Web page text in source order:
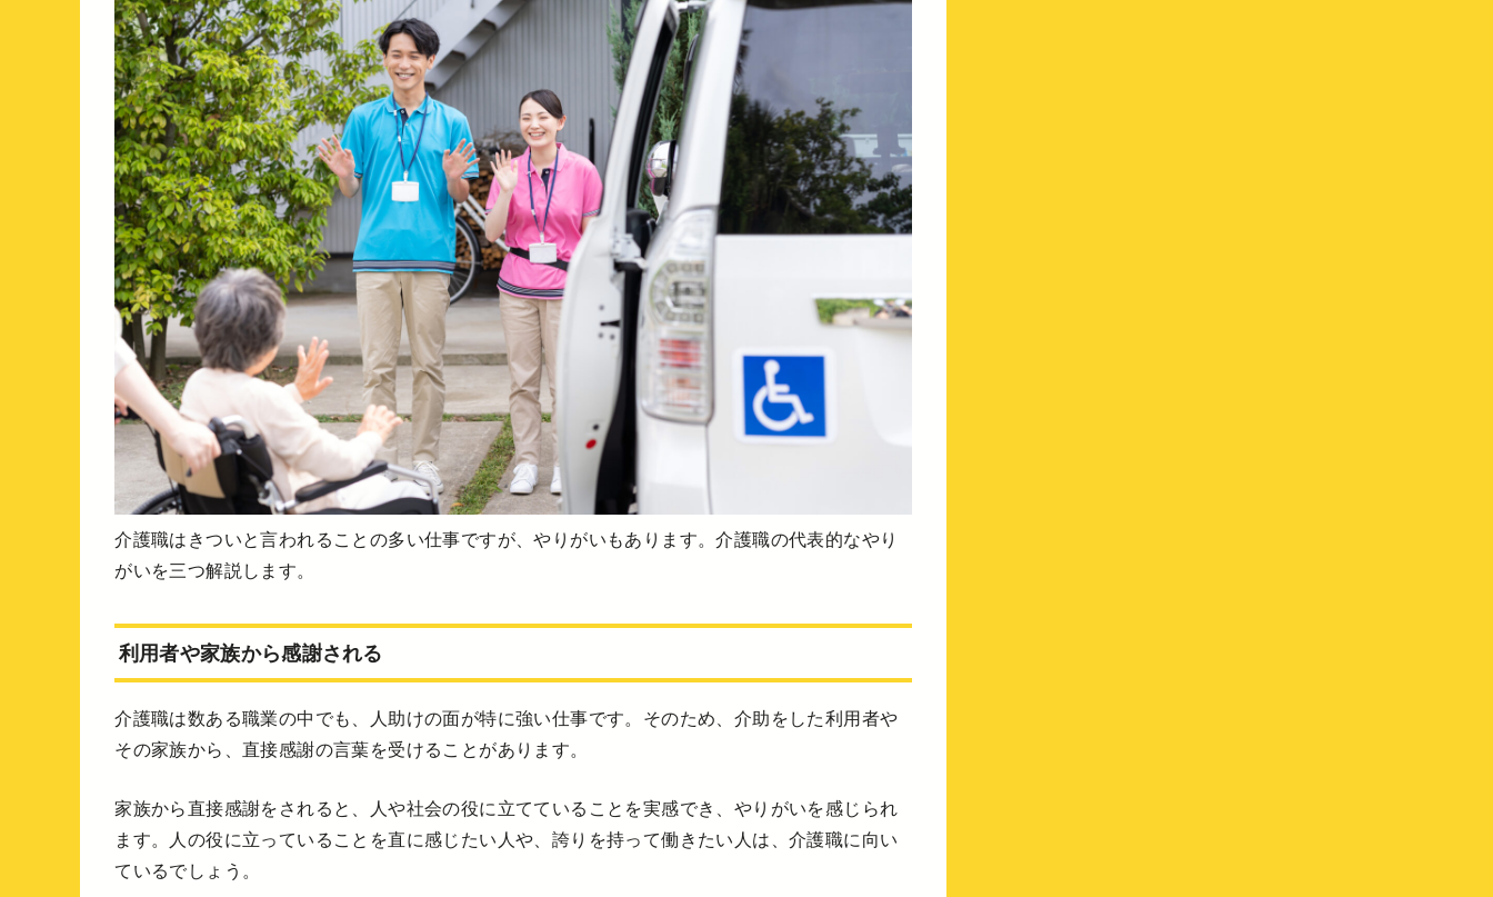
介護職はきついと言われることの多い仕事ですが、やりがいもあります。介護職の代表的なやり
がいを三つ解説します。
利用者や家族から感謝される
介護職は数ある職業の中でも、人助けの面が特に強い仕事です。そのため、介助をした利用者や
その家族から、直接感謝の言葉を受けることがあります。
家族から直接感謝をされると、人や社会の役に立てていることを実感でき、やりがいを感じられ
ます。人の役に立っていることを直に感じたい人や、誇りを持って働きたい人は、介護職に向い
ているでしょう。